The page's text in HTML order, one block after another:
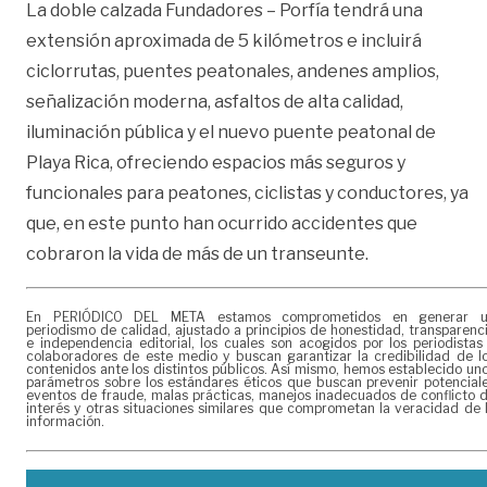
La doble calzada Fundadores – Porfía tendrá una
extensión aproximada de 5 kilómetros e incluirá
ciclorrutas, puentes peatonales, andenes amplios,
señalización moderna, asfaltos de alta calidad,
iluminación pública y el nuevo puente peatonal de
Playa Rica, ofreciendo espacios más seguros y
funcionales para peatones, ciclistas y conductores, ya
que, en este punto han ocurrido accidentes que
cobraron la vida de más de un transeunte.
En PERIÓDICO DEL META estamos comprometidos en generar
periodismo de calidad, ajustado a principios de honestidad,
e independencia editorial, los cuales son acogidos por los periodistas
colaboradores de este medio y buscan garantizar la credibilidad de
contenidos ante los distintos públicos. Así mismo, hemos establecido
parámetros sobre los estándares éticos que buscan prevenir
eventos de fraude, malas prácticas, manejos inadecuados de conflicto
interés y otras situaciones similares que comprometan la veracidad de
información.